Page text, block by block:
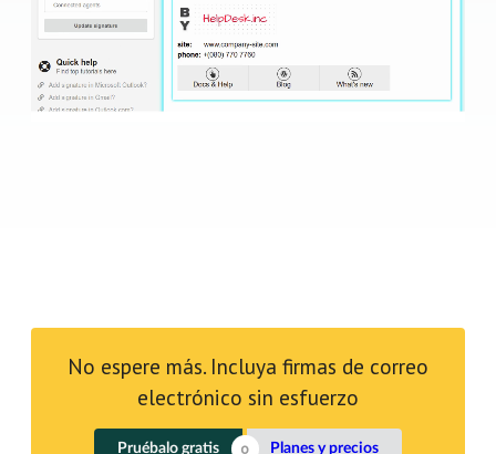
No espere más. Incluya firmas de correo
electrónico sin esfuerzo
Pruébalo gratis Planes y precios